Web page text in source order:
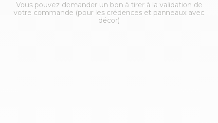
Vous pouvez demander un bon à tirer à la validation de
votre commande (pour les crédences et panneaux avec
décor)